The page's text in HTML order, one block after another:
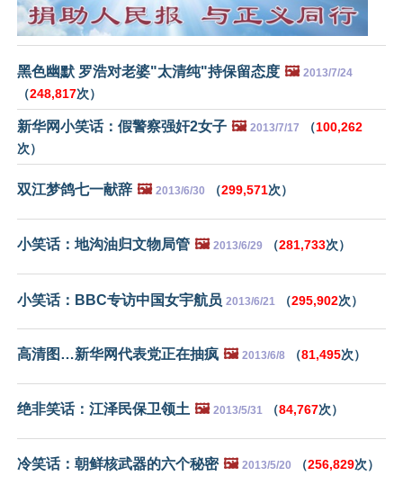
黑色幽默 罗浩对老婆"太清纯"持保留态度 🖼️ 2013/7/24
（248,817次）
新华网小笑话：假警察强奸2女子 🖼️ 2013/7/17 （100,262
次）
双江梦鸽七一献辞 🖼️ 2013/6/30 （299,571次）
小笑话：地沟油归文物局管 🖼️ 2013/6/29 （281,733次）
小笑话：BBC专访中国女宇航员 2013/6/21 （295,902次）
高清图…新华网代表党正在抽疯 🖼️ 2013/6/8 （81,495次）
绝非笑话：江泽民保卫领土 🖼️ 2013/5/31 （84,767次）
冷笑话：朝鲜核武器的六个秘密 🖼️ 2013/5/20 （256,829次）